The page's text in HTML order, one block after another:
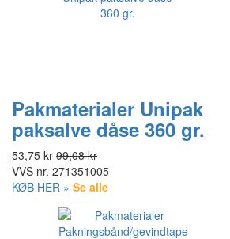
Pakmaterialer Unipak
paksalve dåse 360 gr.
53,75 kr 99,08 kr
VVS nr. 271351005
KØB HER » Se alle